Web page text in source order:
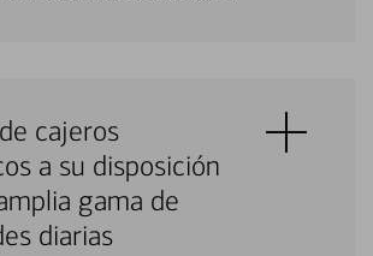
cajeros
a su disposición
gama de
diarias